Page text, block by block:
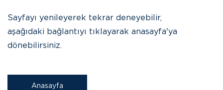
Sayfayı yenileyerek tekrar deneyebilir,
aşağıdaki bağlantıyı tıklayarak anasayfa'ya
dönebilirsiniz.
Anasayfa